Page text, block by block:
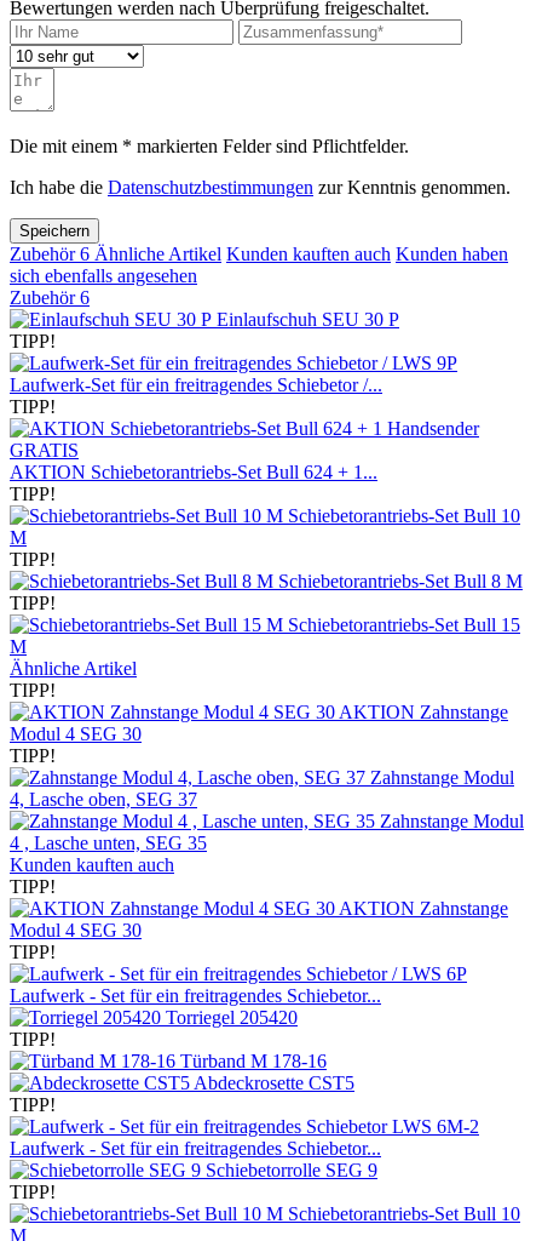
Bewertungen werden nach Überprüfung freigeschaltet.
Die mit einem * markierten Felder sind Pflichtfelder.
Ich habe die Datenschutzbestimmungen zur Kenntnis genommen.
Speichern
Zubehör6 Ähnliche Artikel Kunden kauften auch Kunden haben
sich ebenfalls angesehen
Zubehör6
Einlaufschuh SEU 30 P
TIPP!
Laufwerk-Set für ein freitragendes Schiebetor /...
TIPP!
AKTION Schiebetorantriebs-Set Bull 624 + 1...
TIPP!
Schiebetorantriebs-Set Bull 10
M
TIPP!
Schiebetorantriebs-Set Bull 8 M
TIPP!
Schiebetorantriebs-Set Bull 15
M
Ähnliche Artikel
TIPP!
AKTION Zahnstange
Modul 4 SEG 30
TIPP!
Zahnstange Modul
4, Lasche oben, SEG 37
Zahnstange Modul
4 , Lasche unten, SEG 35
Kunden kauften auch
TIPP!
AKTION Zahnstange
Modul 4 SEG 30
TIPP!
Laufwerk - Set für ein freitragendes Schiebetor...
Torriegel 205420
TIPP!
Türband M 178-16
Abdeckrosette CST5
TIPP!
Laufwerk - Set für ein freitragendes Schiebetor...
Schiebetorrolle SEG 9
TIPP!
Schiebetorantriebs-Set Bull 10
M